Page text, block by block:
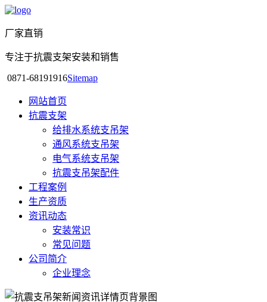
厂家直销
专注于抗震支架安装和销售
0871-68191916Sitemap
网站首页
抗震支架
给排水系统支吊架
通风系统支吊架
电气系统支吊架
抗震支吊架配件
工程案例
生产资质
资讯动态
安装常识
常见问题
公司简介
企业理念